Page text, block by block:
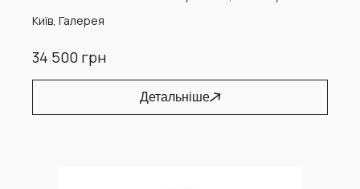
Київ, Галерея
34 500 грн
Детальніше